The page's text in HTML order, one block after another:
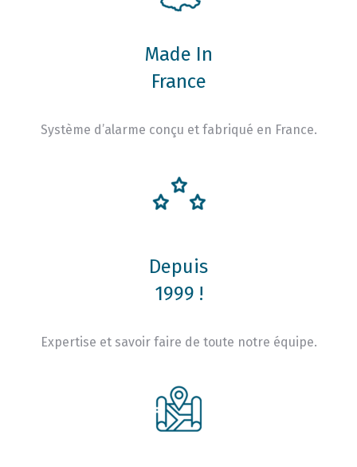
Made In
France
Système d’alarme conçu et fabriqué en France.
Depuis
1999 !
Expertise et savoir faire de toute notre équipe.